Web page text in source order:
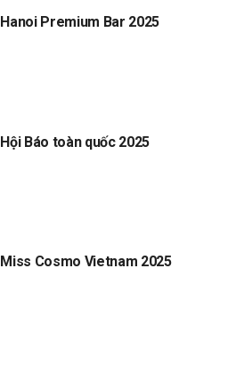
Hanoi Premium Bar 2025
Hội Báo toàn quốc 2025
Miss Cosmo Vietnam 2025